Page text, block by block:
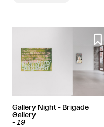

Gallery Night - Brigade
Gallery
- 19